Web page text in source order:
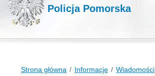
Policja Pomorska
Strona główna Informacje Wiadomości